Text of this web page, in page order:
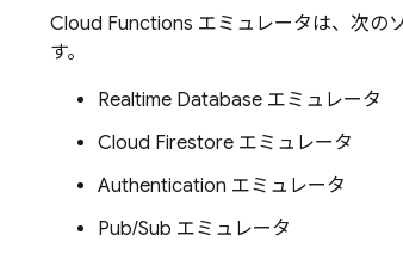
Cloud Functions エミュレータは、次の
す。
Realtime Database エミュレータ
Cloud Firestore エミュレータ
Authentication エミュレータ
Pub/Sub エミュレータ